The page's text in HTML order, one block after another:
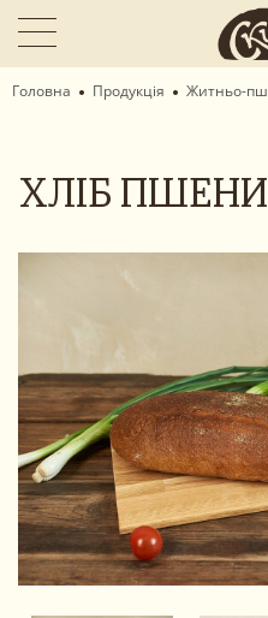
Головна Продукція Житньо-
ХЛІБ